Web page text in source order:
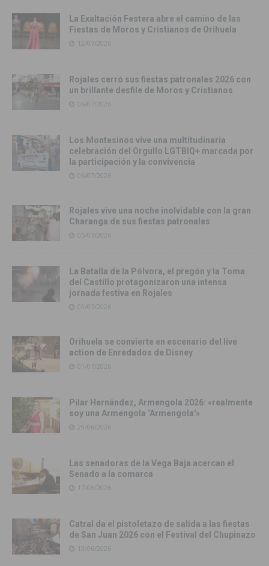
La Exaltación Festera abre el camino de las
Fiestas de Moros y Cristianos de Orihuela
12/07/2026
Rojales cerró sus fiestas patronales 2026 con
un brillante desfile de Moros y Cristianos
06/07/2026
Los Montesinos vive una multitudinaria
celebración del Orgullo LGTBIQ+ marcada por
la participación y la convivencia
06/07/2026
Rojales vive una noche inolvidable con la gran
Charanga de sus fiestas patronales
05/07/2026
La Batalla de la Pólvora, el pregón y la Toma
del Castillo protagonizaron una intensa
jornada festiva en Rojales
03/07/2026
Orihuela se convierte en escenario del live
action de Enredados de Disney
01/07/2026
Pilar Hernández, Armengola 2026: «realmente
soy una Armengola ‘Armengola'»
29/06/2026
Las senadoras de la Vega Baja acercan el
Senado a la comarca
17/06/2026
Catral da el pistoletazo de salida a las fiestas
de San Juan 2026 con el Festival del Chupinazo
13/06/2026